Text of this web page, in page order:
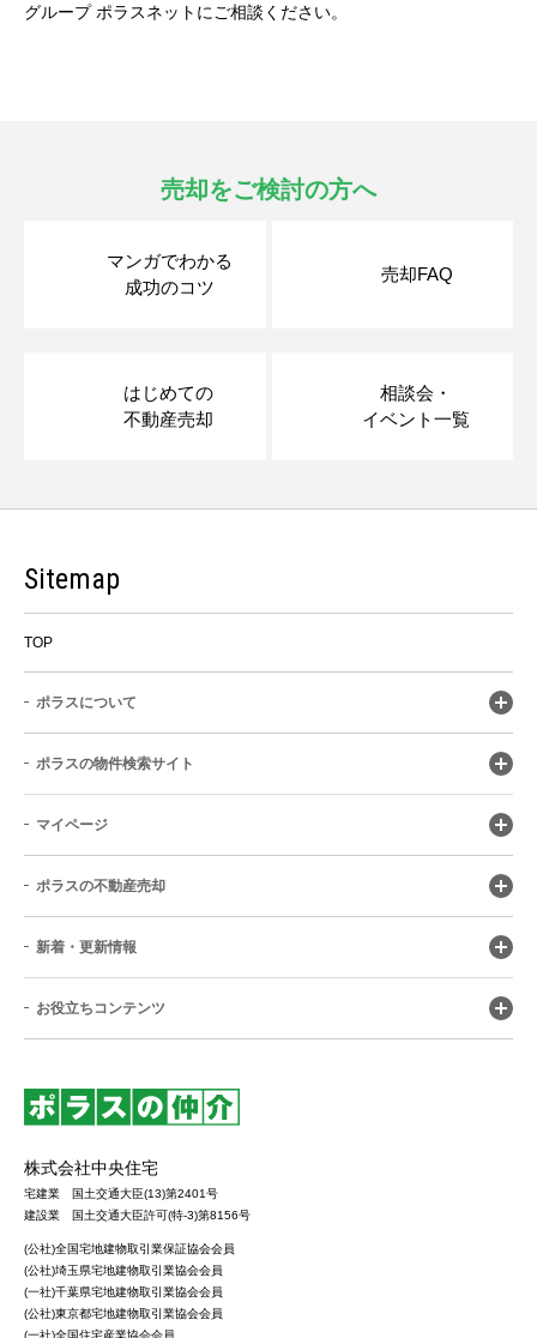
グループ ポラスネットにご相談ください。
売却をご検討の方へ
マンガでわかる
成功のコツ
売却FAQ
はじめての
不動産売却
相談会・
イベント一覧
Sitemap
TOP
ポラスについて
ポラスの物件検索サイト
マイページ
ポラスの不動産売却
新着・更新情報
お役立ちコンテンツ
株式会社中央住宅
宅建業 国土交通大臣(13)第2401号
建設業 国土交通大臣許可(特-3)第8156号
(公社)全国宅地建物取引業保証協会会員
(公社)埼玉県宅地建物取引業協会会員
(一社)千葉県宅地建物取引業協会会員
(公社)東京都宅地建物取引業協会会員
(一社)全国住宅産業協会会員